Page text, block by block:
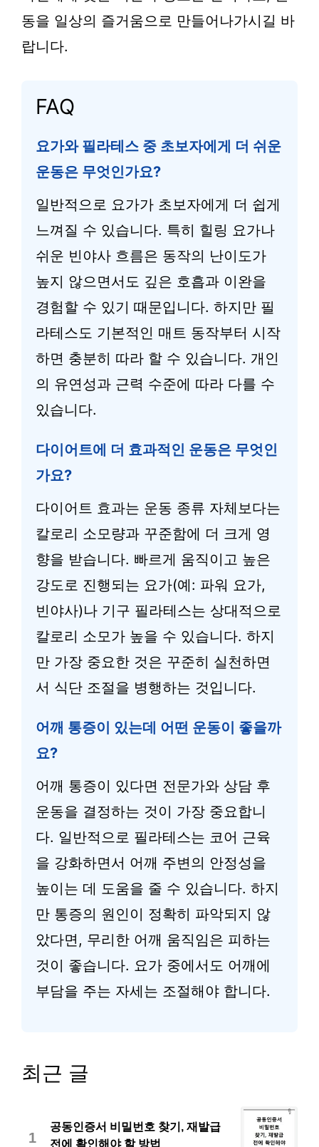
동을 일상의 즐거움으로 만들어나가시길 바
랍니다.
FAQ
요가와 필라테스 중 초보자에게 더 쉬운
운동은 무엇인가요?
일반적으로 요가가 초보자에게 더 쉽게
느껴질 수 있습니다. 특히 힐링 요가나
쉬운 빈야사 흐름은 동작의 난이도가
높지 않으면서도 깊은 호흡과 이완을
경험할 수 있기 때문입니다. 하지만 필
라테스도 기본적인 매트 동작부터 시작
하면 충분히 따라 할 수 있습니다. 개인
의 유연성과 근력 수준에 따라 다를 수
있습니다.
다이어트에 더 효과적인 운동은 무엇인
가요?
다이어트 효과는 운동 종류 자체보다는
칼로리 소모량과 꾸준함에 더 크게 영
향을 받습니다. 빠르게 움직이고 높은
강도로 진행되는 요가(예: 파워 요가,
빈야사)나 기구 필라테스는 상대적으로
칼로리 소모가 높을 수 있습니다. 하지
만 가장 중요한 것은 꾸준히 실천하면
서 식단 조절을 병행하는 것입니다.
어깨 통증이 있는데 어떤 운동이 좋을까
요?
어깨 통증이 있다면 전문가와 상담 후
운동을 결정하는 것이 가장 중요합니
다. 일반적으로 필라테스는 코어 근육
을 강화하면서 어깨 주변의 안정성을
높이는 데 도움을 줄 수 있습니다. 하지
만 통증의 원인이 정확히 파악되지 않
았다면, 무리한 어깨 움직임은 피하는
것이 좋습니다. 요가 중에서도 어깨에
부담을 주는 자세는 조절해야 합니다.
최근 글
1
공동인증서 비밀번호 찾기, 재발급
전에 확인해야 할 방법